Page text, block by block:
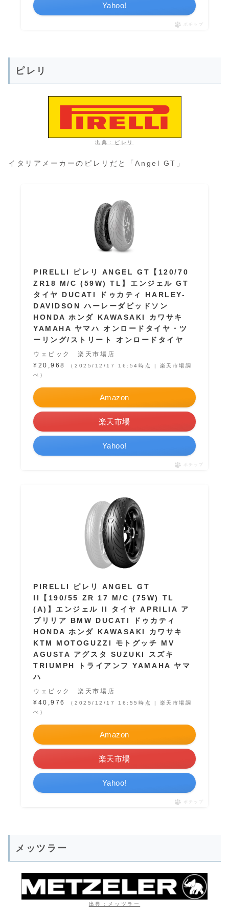
Yahoo!
ポチップ
ピレリ
出典：ピレリ
イタリアメーカーのピレリだと「Angel GT」
PIRELLI ピレリ ANGEL GT【120/70
ZR18 M/C (59W) TL】エンジェル GT
タイヤ DUCATI ドゥカティ HARLEY-
DAVIDSON ハーレーダビッドソン
HONDA ホンダ KAWASAKI カワサキ
YAMAHA ヤマハ オンロードタイヤ・ツ
ーリング/ストリート オンロードタイヤ
ウェビック 楽天市場店
¥20,968
（2025/12/17 16:54時点 | 楽天市場調
べ）
Amazon
楽天市場
Yahoo!
ポチップ
PIRELLI ピレリ ANGEL GT
II【190/55 ZR 17 M/C (75W) TL
(A)】エンジェル II タイヤ APRILIA ア
プリリア BMW DUCATI ドゥカティ
HONDA ホンダ KAWASAKI カワサキ
KTM MOTOGUZZI モトグッチ MV
AGUSTA アグスタ SUZUKI スズキ
TRIUMPH トライアンフ YAMAHA ヤマ
ハ
ウェビック 楽天市場店
¥40,976
（2025/12/17 16:55時点 | 楽天市場調
べ）
Amazon
楽天市場
Yahoo!
ポチップ
メッツラー
出典：メッツラー